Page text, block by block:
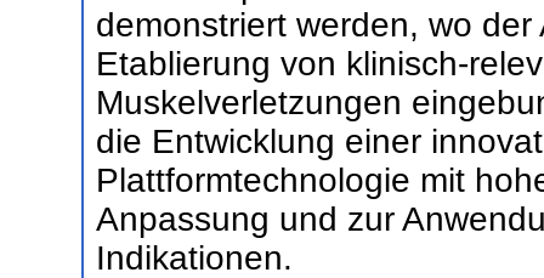
demonstriert werden, wo
Etablierung von klinisch-
Muskelverletzungen
die Entwicklung einer
Plattformtechnologie mit
Anpassung und zur
Indikationen.